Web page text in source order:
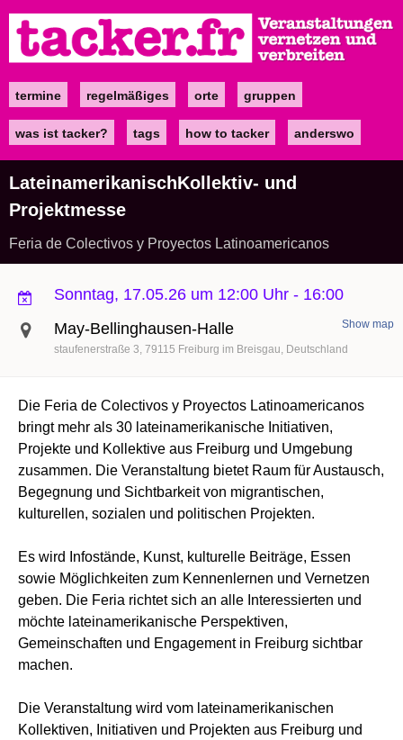
zum
Inhalt
Maintermine regelmäßiges orte gruppen
was ist tacker? tags how to tacker anderswo
LateinamerikanischKollektiv- und
Projektmesse
Feria de Colectivos y Proyectos Latinoamericanos
Sonntag, 17.05.26 um 12:00 Uhr - 16:00
May-Bellinghausen-Halle
staufenerstraße 3 79115 Freiburg im Breisgau Deutschland
Show map
Die Feria de Colectivos y Proyectos Latinoamericanos
bringt mehr als 30 lateinamerikanische Initiativen,
Projekte und Kollektive aus Freiburg und Umgebung
zusammen. Die Veranstaltung bietet Raum für Austausch,
Begegnung und Sichtbarkeit von migrantischen,
kulturellen, sozialen und politischen Projekten.
Es wird Infostände, Kunst, kulturelle Beiträge, Essen
sowie Möglichkeiten zum Kennenlernen und Vernetzen
geben. Die Feria richtet sich an alle Interessierten und
möchte lateinamerikanische Perspektiven,
Gemeinschaften und Engagement in Freiburg sichtbar
machen.
Die Veranstaltung wird vom lateinamerikanischen
Kollektiven, Initiativen und Projekten aus Freiburg und